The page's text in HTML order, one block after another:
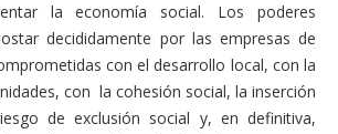
la economía social. Los poderes
decididamente por las empresas de
con el desarrollo local, con la
con la cohesión social, la inserción
de exclusión social y, en definitiva,